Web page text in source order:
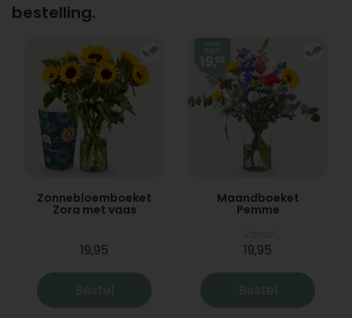
bestelling.
Zonnebloemboeket
Zora met vaas
19,95
Bestel
Maandboeket
Pemme
19,95
Bestel